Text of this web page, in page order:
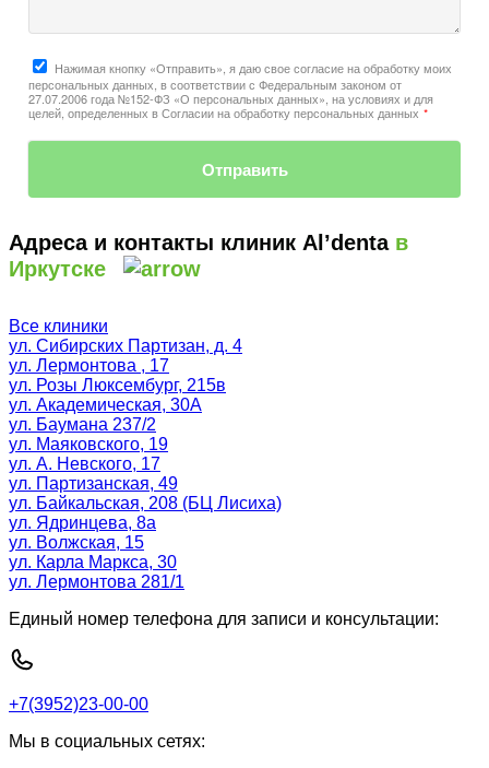
Нажимая кнопку «Отправить», я даю свое согласие на обработку моих
персональных данных, в соответствии с Федеральным законом от
27.07.2006 года №152-ФЗ «О персональных данных», на условиях и для
целей, определенных в Согласии на обработку персональных данных *
Отправить
Адреса и контакты клиник Al’denta в
Иркутске
Все клиники
ул. Сибирских Партизан, д. 4
ул. Лермонтова , 17
ул. Розы Люксембург, 215в
ул. Академическая, 30А
ул. Баумана 237/2
ул. Маяковского, 19
ул. А. Невского, 17
ул. Партизанская, 49
ул. Байкальская, 208 (БЦ Лисиха)
ул. Ядринцева, 8а
ул. Волжская, 15
ул. Карла Маркса, 30
ул. Лермонтова 281/1
Единый номер телефона для записи и консультации:
+7(3952)23-00-00
Мы в социальных сетях: